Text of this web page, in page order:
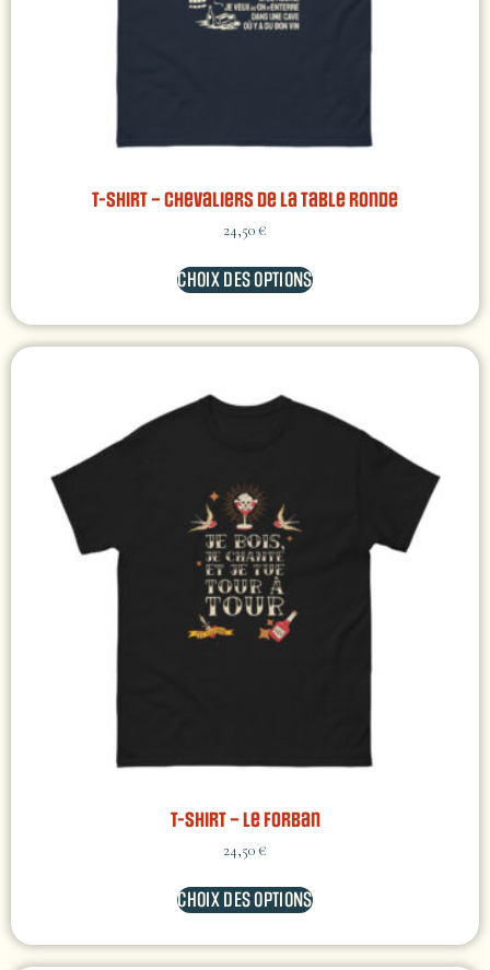
T-shirt – Chevaliers de la table ronde
24,50€
CHOIX DES OPTIONS
T-shirt – Le Forban
24,50€
CHOIX DES OPTIONS